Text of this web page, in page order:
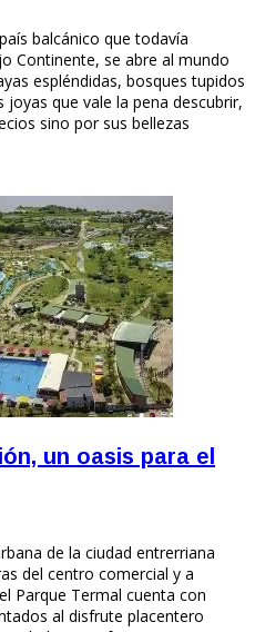
balcánico que todavía
Continente, se abre al mundo
espléndidas, bosques tupidos
que vale la pena descubrir,
sino por sus bellezas
un oasis para el
de la ciudad entrerriana
del centro comercial y a
Parque Termal cuenta con
al disfrute placentero